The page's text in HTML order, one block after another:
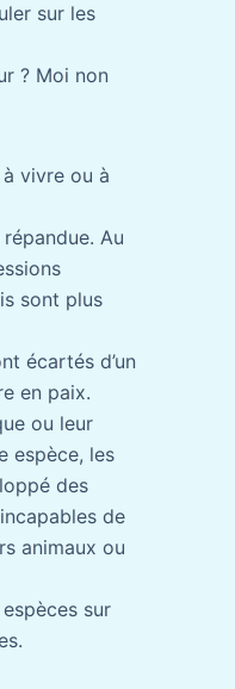
sur les
? Moi non
vivre ou à
Au
sont plus
écartés d’un
en paix.
ou leur
espèce, les
des
de
animaux ou
sur